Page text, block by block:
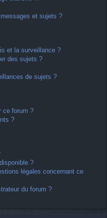
et sujets ?
et la surveillance ?
des sujets ?
de sujets ?
ce forum ?
?
?
légales concernant ce
du forum ?